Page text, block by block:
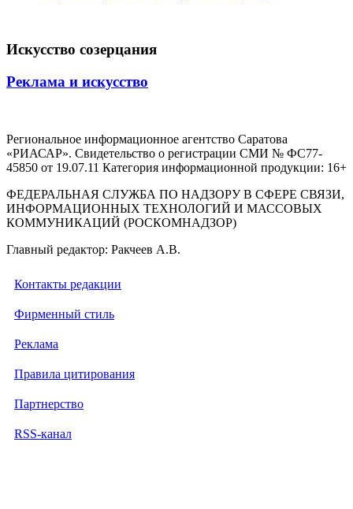
Искусство созерцания
Реклама и искусство
Региональное информационное агентство Саратова
«РИАСАР». Свидетельство о регистрации СМИ № ФС77-
45850 от 19.07.11 Категория информационной продукции: 16+
ФЕДЕРАЛЬНАЯ СЛУЖБА ПО НАДЗОРУ В СФЕРЕ СВЯЗИ,
ИНФОРМАЦИОННЫХ ТЕХНОЛОГИЙ И МАССОВЫХ
КОММУНИКАЦИЙ (РОСКОМНАДЗОР)
Главный редактор: Ракчеев А.В.
Контакты редакции
Фирменный стиль
Реклама
Правила цитирования
Партнерство
RSS-канал